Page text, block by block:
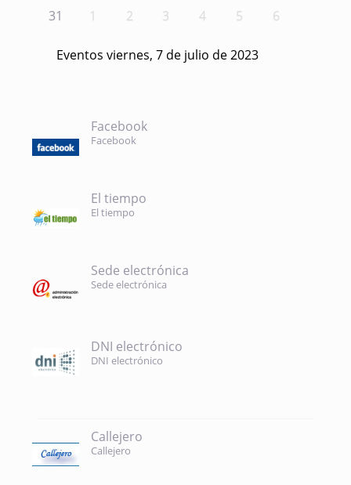
31
1 2 3 4 5 6
Eventos viernes, 7 de julio de 2023
Facebook
Facebook
El tiempo
El tiempo
Sede electrónica
Sede electrónica
DNI electrónico
DNI electrónico
Callejero
Callejero